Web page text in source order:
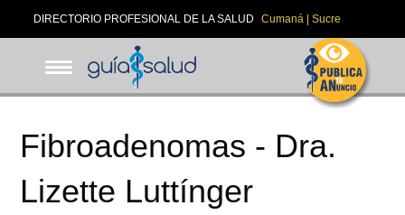
DIRECTORIO PROFESIONAL DE LA SALUD Cumaná | Sucre
Fibroadenomas - Dra.
Lizette Luttínger